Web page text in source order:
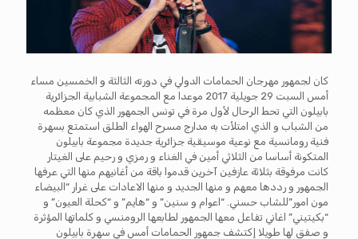
كان لجمهور مهرجان الحمامات الدولي في دورته الثالثة و الخمسين مساء
أمس السبت 29 جويلية 2017 موعدا مع المجموعة الشبابية الجزائرية
بابيلون التي تحط الرحال لأول مرة في تونس الجمهور الذي كان معظمه
من الشباب و الذي امتلأت به مدارج مسرح الهواء الطلق استمتع بسهرة
فنية رومانسية مع نوعية موسيقية جزائرية جديدة مجموعة بابيلون
المتكونة أساسا من الثلاثي أمين في الغناء و رمزي و رحيم على الغيتار
كانت مرفوقة بثلاثة عازفين آخرين قدموا باقة من أغانيهم منها التي عرفها
الجمهور و رددها معهم و منها الجديد و منها الاعادات على غرار “البيضاء
مون امور”للشاب حسني. “اعوام و سنين” و “هايم” و “كحلة العيون” و
“بكيتيني” اغاني تفاعل معها الجمهور لطابعها الرومنسي و كلماتها المؤثرة
و صفق لها طويلا إكتشف جمهور الحمامات أمس في سهرة بابيلون